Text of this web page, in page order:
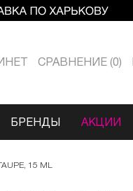
СРАВНЕНИЕ 0
БРЕНДЫ АКЦИИ
15 ML